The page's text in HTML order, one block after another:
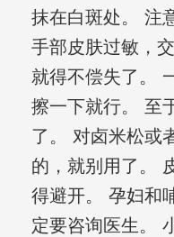
抹在白斑处。 注
手部皮肤过敏，
就得不偿失了。
擦一下就行。 至
了。 对卤米松或
的，就别用了。
得避开。 孕妇和
定要咨询医生。